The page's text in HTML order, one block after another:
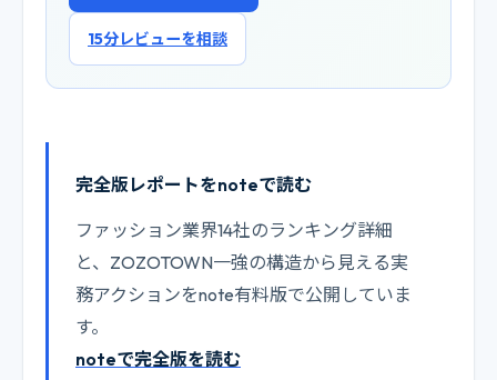
15分レビューを相談
完全版レポートをnoteで読む
ファッション業界14社のランキング詳細
と、ZOZOTOWN一強の構造から見える実
務アクションをnote有料版で公開していま
す。
noteで完全版を読む